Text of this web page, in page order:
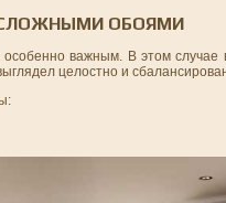
СЛОЖНЫМИ ОБОЯМИ
важным. В этом
целостно и